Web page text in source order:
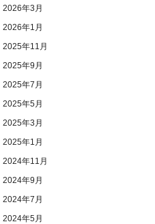
2026年3月
2026年1月
2025年11月
2025年9月
2025年7月
2025年5月
2025年3月
2025年1月
2024年11月
2024年9月
2024年7月
2024年5月